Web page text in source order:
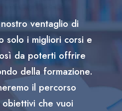
ventaglio di
solo i migliori corsi e
da poterti offrire
della formazione.
il percorso
che vuoi